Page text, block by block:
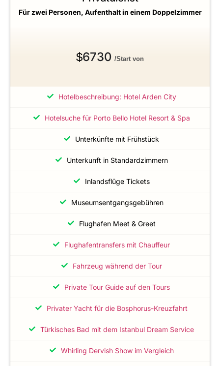
Für zwei Personen, Aufenthalt in einem Doppelzimmer
$6730 /Start von
Hotelbeschreibung: Hotel Arden City
Hotelsuche für Porto Bello Hotel Resort & Spa
Unterkünfte mit Frühstück
Unterkunft in Standardzimmern
Inlandsflüge Tickets
Museumsentgangsgebühren
Flughafen Meet & Greet
Flughafentransfers mit Chauffeur
Fahrzeug während der Tour
Private Tour Guide auf den Tours
Privater Yacht für die Bosphorus-Kreuzfahrt
Türkisches Bad mit dem Istanbul Dream Service
Whirling Dervish Show im Vergleich